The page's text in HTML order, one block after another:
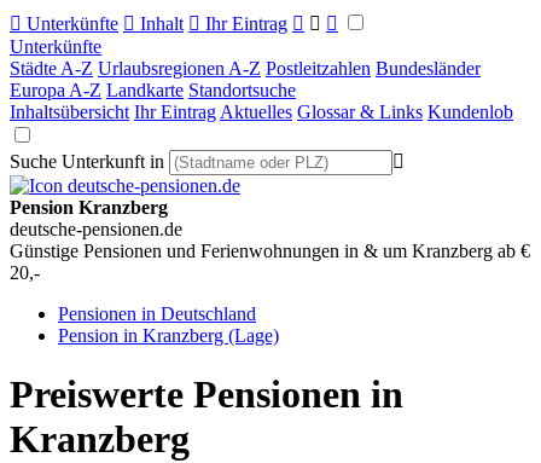
 Unterkünfte  Inhalt  Ihr Eintrag   
Unterkünfte
Städte A-Z Urlaubsregionen A-Z Postleitzahlen Bundesländer
Europa A-Z Landkarte Standortsuche
Inhaltsübersicht Ihr Eintrag Aktuelles Glossar & Links Kundenlob
Suche Unterkunft in 
Pension Kranzberg
deutsche-pensionen.de
Günstige Pensionen und Ferienwohnungen in & um Kranzberg ab €
20,-
Pensionen in Deutschland
Pension in Kranzberg (Lage)
Preiswerte Pensionen in
Kranzberg